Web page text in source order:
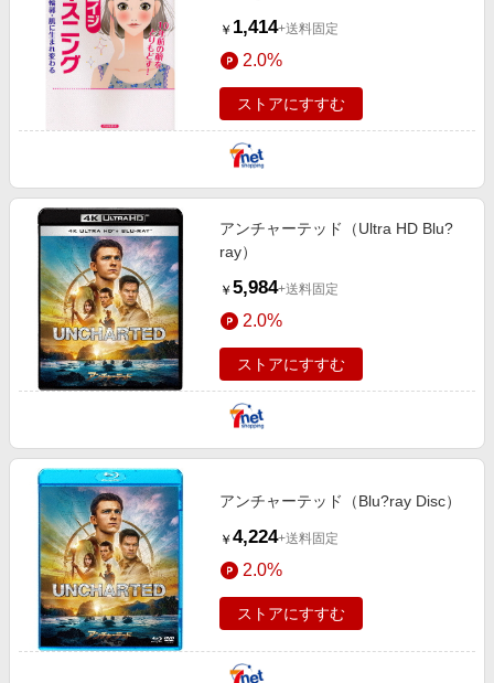
￥ 1,414+送料固定
2.0%
ストアにすすむ
アンチャーテッド（Ultra HD Blu?
ray）
￥ 5,984+送料固定
2.0%
ストアにすすむ
アンチャーテッド（Blu?ray Disc）
￥ 4,224+送料固定
2.0%
ストアにすすむ